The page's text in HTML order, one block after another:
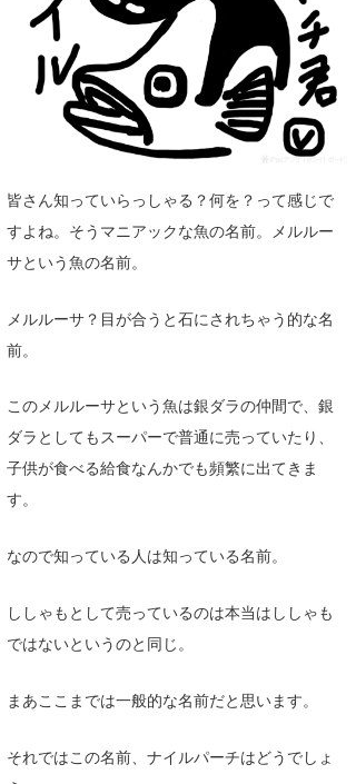
皆さん知っていらっしゃる？何を？って感じで
すよね。そうマニアックな魚の名前。メルルー
サという魚の名前。
メルルーサ？目が合うと石にされちゃう的な名
前。
このメルルーサという魚は銀ダラの仲間で、銀
ダラとしてもスーパーで普通に売っていたり、
子供が食べる給食なんかでも頻繁に出てきま
す。
なので知っている人は知っている名前。
ししゃもとして売っているのは本当はししゃも
ではないというのと同じ。
まあここまでは一般的な名前だと思います。
それではこの名前、ナイルパーチはどうでしょ
千葉北
伊豆
千葉南
四国
沖縄
その他
ルール＆How to
VOTE!
サーファーズ
ライター/寄稿メディア
Core Surf Japan
Yasunari Inoue
arukasvision
DELTA FORCE SURF
Colors MAGAZINE
福島寿実子
嵯峨明日香
進士剛光
波伝説スタッフ
+☆maki☆+
Aichan